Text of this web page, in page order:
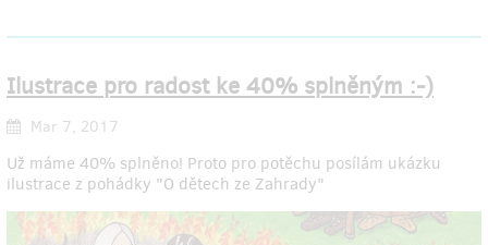
Ilustrace pro radost ke 40% splněným :-)
Mar 7, 2017
Už máme 40% splněno! Proto pro potěchu posílám ukázku
ilustrace z pohádky "O dětech ze Zahrady"